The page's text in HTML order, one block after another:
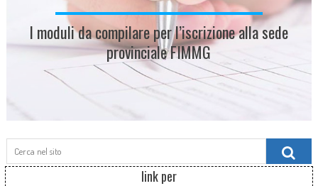
I moduli da compilare per l’iscrizione alla sede
provinciale FIMMG
Search
for:
link per